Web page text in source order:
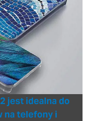
jest idealna do
na telefony i